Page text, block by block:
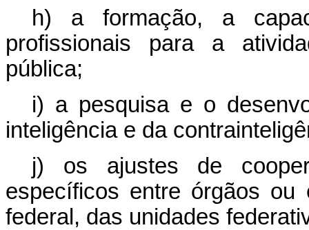
h) a formação, a
profissionais para a
pública;
i) a pesquisa e o
inteligência e da
j) os ajustes de
específicos entre órgãos ou
federal, das unidades